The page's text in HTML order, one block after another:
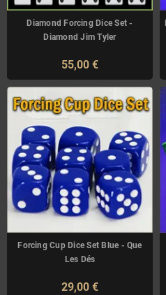
Diamond Forcing Dice Set -
Diamond Jim Tyler
55,00 €
Forcing Cup Dice Set Blue - Que
Les Dés
29,00 €